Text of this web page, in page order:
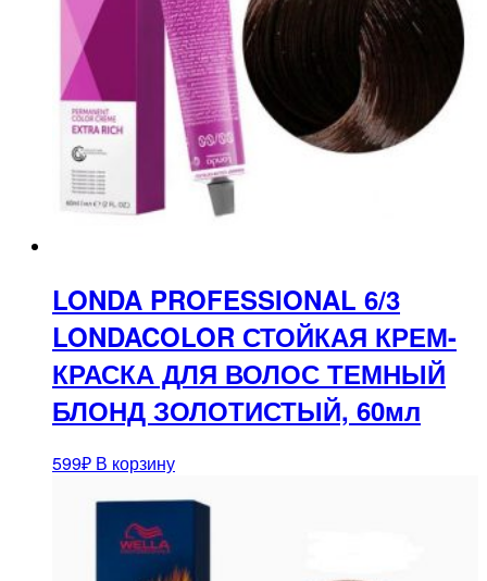
LONDA PROFESSIONAL 6/3
LONDACOLOR СТОЙКАЯ КРЕМ-
КРАСКА ДЛЯ ВОЛОС ТЕМНЫЙ
БЛОНД ЗОЛОТИСТЫЙ, 60мл
599₽ В корзину